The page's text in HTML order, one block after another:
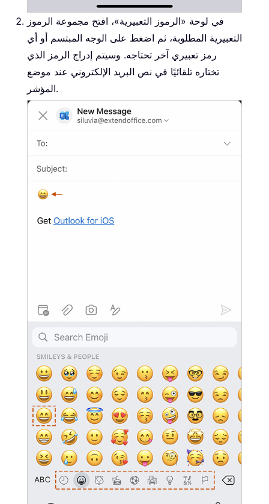
في لوحة «الرموز التعبيرية»، افتح مجموعة الرموز
التعبيرية المطلوبة، ثم اضغط على الوجه المبتسم أو أي
رمز تعبيري آخر تحتاجه. وسيتم إدراج الرمز الذي
تختاره تلقائيًا في نص البريد الإلكتروني عند موضع
المؤشر.